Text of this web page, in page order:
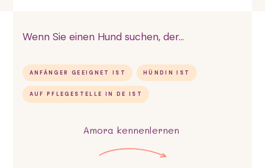
Wenn Sie einen Hund suchen, der...
ANFÄNGER GEEIGNET IST HÜNDIN IST
AUF PFLEGESTELLE IN DE IST
Amora kennenlernen